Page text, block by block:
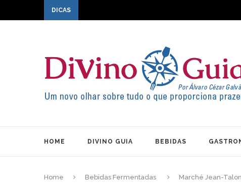
DICAS
HOME DIVINO GUIA BEBIDAS
Home Bebidas Fermentadas Marché Jean-